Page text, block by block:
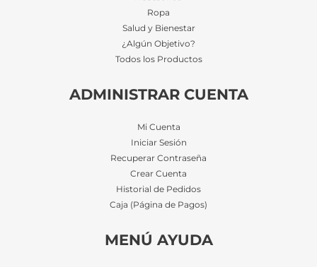
Ropa
Salud y Bienestar
¿Algún Objetivo?
Todos los Productos
ADMINISTRAR CUENTA
Mi Cuenta
Iniciar Sesión
Recuperar Contraseña
Crear Cuenta
Historial de Pedidos
Caja (Página de Pagos)
MENÚ AYUDA